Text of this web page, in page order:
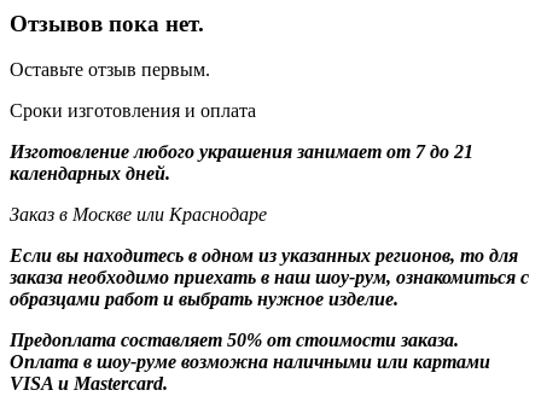
Отзывов пока нет.
Оставьте отзыв первым.
Сроки изготовления и оплата
Изготовление любого украшения занимает от 7 до 21
календарных дней.
Заказ в Москве или Краснодаре
Если вы находитесь в одном из указанных регионов, то для
заказа необходимо приехать в наш шоу-рум, ознакомиться с
образцами работ и выбрать нужное изделие.
Предоплата составляет 50% от стоимости заказа.
Оплата в шоу-руме возможна наличными или картами
VISA и Mastercard.